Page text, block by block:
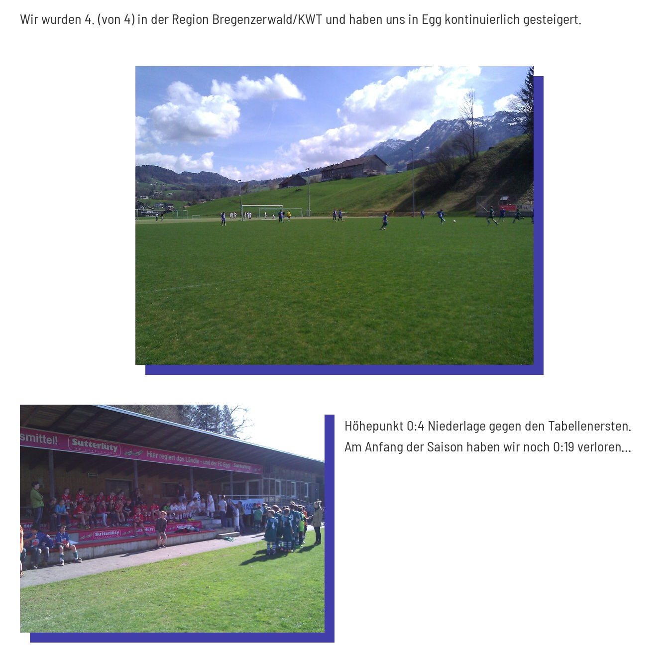
Wir wurden 4. (von 4) in der Region Bregenzerwald/KWT und haben uns in Egg kontinuierlich gesteigert.
Höhepunkt 0:4 Niederlage gegen den Tabellenersten.
Am Anfang der Saison haben wir noch 0:19 verloren...